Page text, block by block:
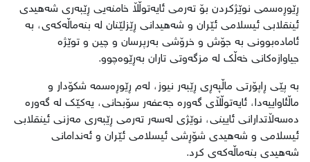
ڕێوڕەسمی نوێژکردن بۆ تەرمی ئایەتوڵڵا خامنەیی ڕێبەری شەهیدی
ئینقلابی ئیسلامی ئێران و شەهیدانی ڕێزلێنان لە بنەماڵەکەی، بە
ئامادەبوونی بە جۆش و خرۆشی بەرپرسان و چین و توێژە
جیاوازەکانی خەڵک لە مزگەوتی تاران بەڕێوەچوو.
بە پێی ڕاپۆرتی ماڵپەڕی ڕێبەر نیوز، لەم ڕێوڕەسمە شکۆدار و
ماڵئاواییەدا، ئایەتوڵڵای گەورە جەعفەر سۆبحانی، یەکێک لە گەورە
دەسەڵاتدارانی ئایینی، نوێژی لەسەر تەرمی ڕێبەری مەزنی ئینقلابی
ئیسلامی و شەهیدی شۆڕشی ئیسلامی ئێران و ئەندامانی
شەهیدی بنەماڵەکەی کرد.